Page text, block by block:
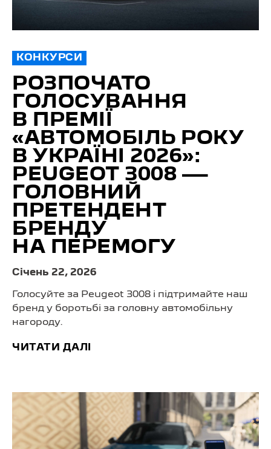
КОНКУРСИ
РОЗПОЧАТО
ГОЛОСУВАННЯ
В ПРЕМІЇ
«АВТОМОБІЛЬ РОКУ
В УКРАЇНІ 2026»:
PEUGEOT 3008 —
ГОЛОВНИЙ
ПРЕТЕНДЕНТ
БРЕНДУ
НА ПЕРЕМОГУ
Cічень 22, 2026
Голосуйте за Peugeot 3008 і підтримайте наш
бренд у боротьбі за головну автомобільну
нагороду.
ЧИТАТИ ДАЛІ